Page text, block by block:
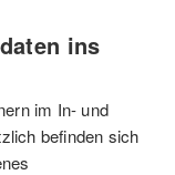
ins
im In- und
befinden sich